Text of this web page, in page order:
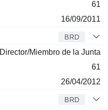
61
16/09/2011
BRD
Director/Miembro de la Junta
61
26/04/2012
BRD